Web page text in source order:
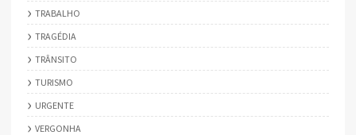
TRABALHO
TRAGÉDIA
TRÂNSITO
TURISMO
URGENTE
VERGONHA